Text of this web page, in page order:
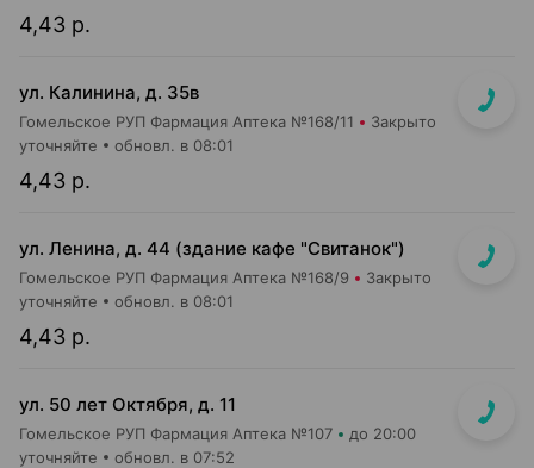
4,43 р.
ул. Калинина, д. 35в
Гомельское РУП Фармация Аптека №168/11 Закрыто
4,43 р.
уточняйте обновл. в 08:01
ул. Ленина, д. 44 (здание кафе "Свитанок")
Гомельское РУП Фармация Аптека №168/9 Закрыто
4,43 р.
уточняйте обновл. в 08:01
ул. 50 лет Октября, д. 11
Гомельское РУП Фармация Аптека №107 до 20:00
уточняйте обновл. в 07:52